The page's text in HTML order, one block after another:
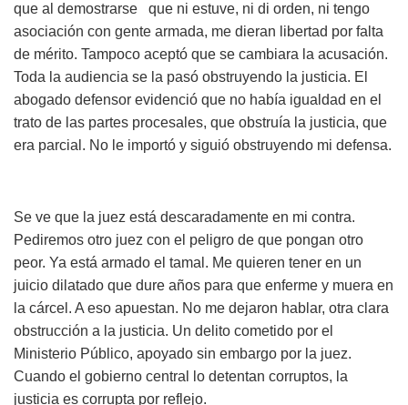
que al demostrarse que ni estuve, ni di orden, ni tengo
asociación con gente armada, me dieran libertad por falta
de mérito. Tampoco aceptó que se cambiara la acusación.
Toda la audiencia se la pasó obstruyendo la justicia. El
abogado defensor evidenció que no había igualdad en el
trato de las partes procesales, que obstruía la justicia, que
era parcial. No le importó y siguió obstruyendo mi defensa.
Se ve que la juez está descaradamente en mi contra.
Pediremos otro juez con el peligro de que pongan otro
peor. Ya está armado el tamal. Me quieren tener en un
juicio dilatado que dure años para que enferme y muera en
la cárcel. A eso apuestan. No me dejaron hablar, otra clara
obstrucción a la justicia. Un delito cometido por el
Ministerio Público, apoyado sin embargo por la juez.
Cuando el gobierno central lo detentan corruptos, la
justicia es corrupta por reflejo.